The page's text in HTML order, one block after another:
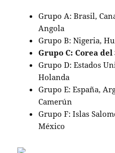
Grupo A: Brasil,
Angola
Grupo B: Nigeria,
Grupo C: Corea
Grupo D: Estados
Holanda
Grupo E: España,
Camerún
Grupo F: Islas
México